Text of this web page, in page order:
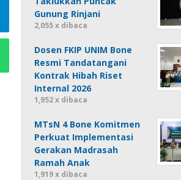
Gunung Rinjani
2,055 x dibaca
Dosen FKIP UNIM Bone
Resmi Tandatangani
Kontrak Hibah Riset
Internal 2026
1,952 x dibaca
MTsN 4 Bone Komitmen
Perkuat Implementasi
Gerakan Madrasah
Ramah Anak
1,919 x dibaca